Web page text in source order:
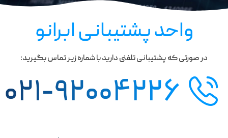
واحد پشتیبانی ابرانو
در صورتی که پشتیبانی تلفنی دارید با شماره زیر تماس بگیرید:
۰۲۱-۹۲۰۰۴۲۲۶